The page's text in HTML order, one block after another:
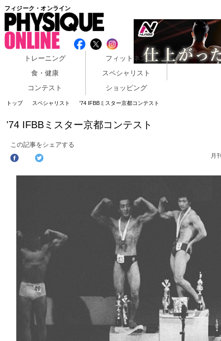
フィジーク・オンライン
トレーニング
フィットネス
食・健康
スペシャリスト
コンテスト
ショッピング
トップ スペシャリスト '74 IFBBミスター京都コンテスト
'74 IFBBミスター京都コンテスト
この記事をシェアする
月